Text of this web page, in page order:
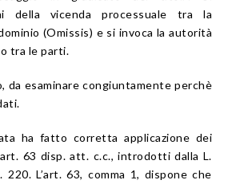
della vicenda processuale tra la
(Omissis) e si invoca la autorità
tra le parti.
da esaminare congiuntamente perchè
ha fatto corretta applicazione dei
63 disp. att. c.c., introdotti dalla L.
220. L’art. 63, comma 1, dispone che